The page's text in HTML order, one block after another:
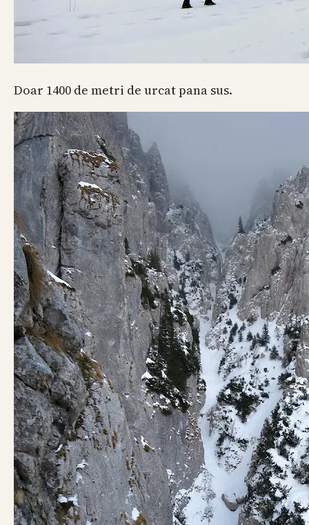
Doar 1400 de metri de urcat pana sus.